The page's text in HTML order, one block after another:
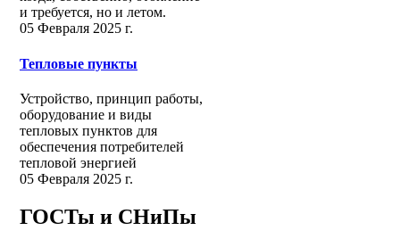
и требуется, но и летом.
05 Февраля 2025 г.
Тепловые пункты
Устройство, принцип работы,
оборудование и виды
тепловых пунктов для
обеспечения потребителей
тепловой энергией
05 Февраля 2025 г.
ГОСТы и СНиПы